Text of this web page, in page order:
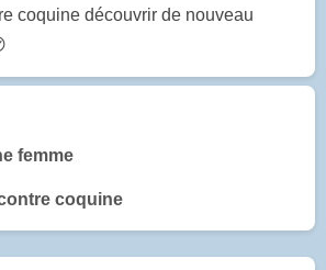
coquine découvrir de nouveau
femme
coquine